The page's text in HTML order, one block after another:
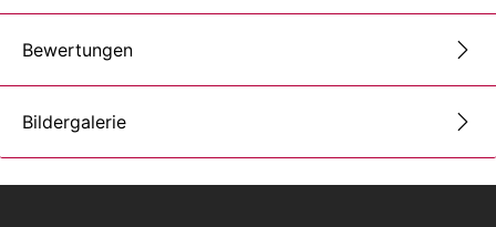
Bewertungen
Bildergalerie